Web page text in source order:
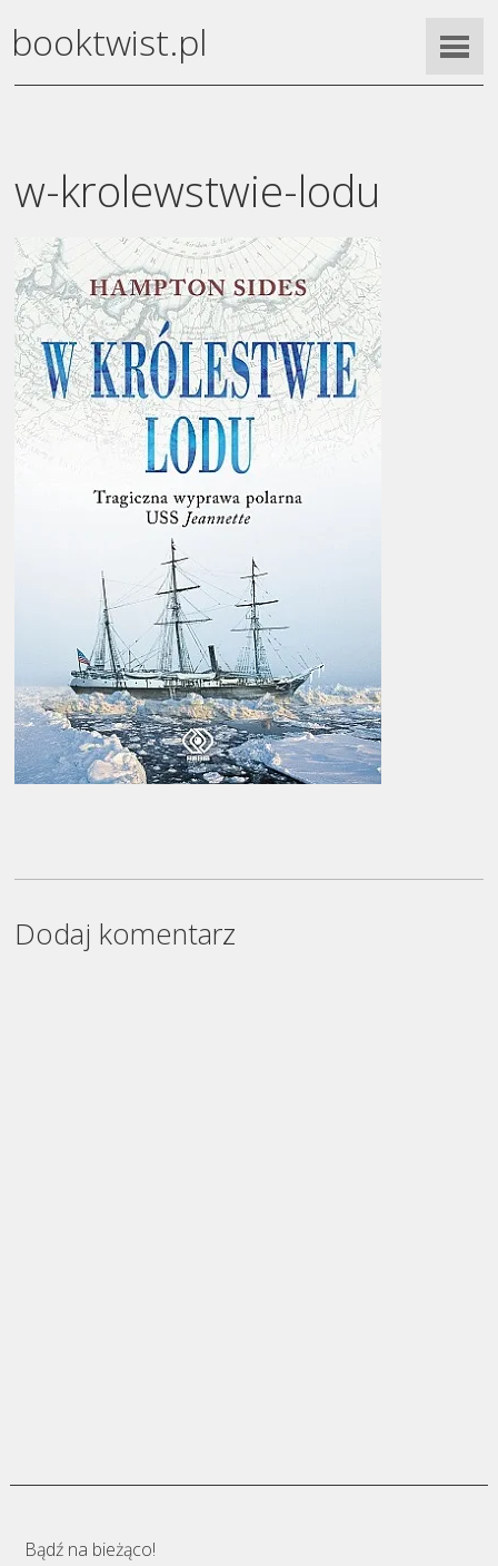
booktwist.pl
w-krolewstwie-lodu
Dodaj komentarz
Bądź na bieżąco!